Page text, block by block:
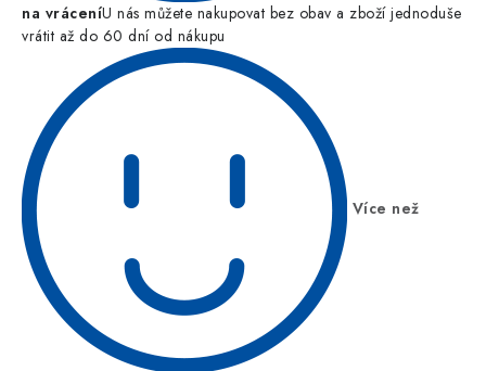
na vráceníU nás můžete nakupovat bez obav a zboží jednoduše
vrátit až do 60 dní od nákupu
Více než